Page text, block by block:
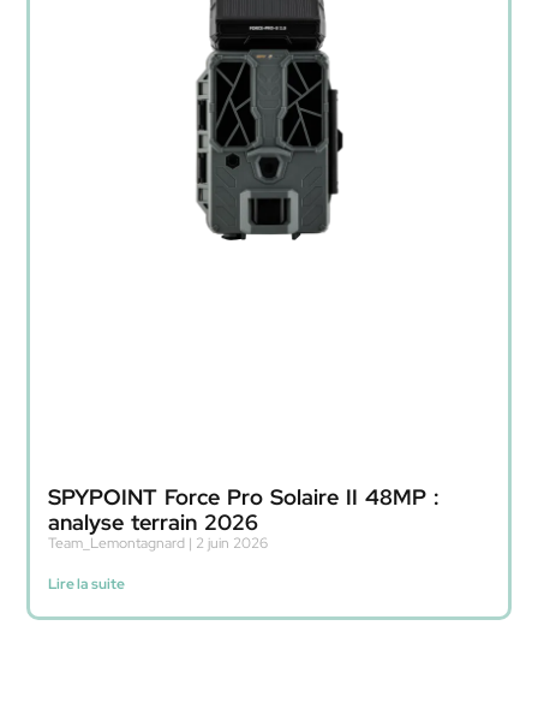
SPYPOINT Force Pro Solaire II 48MP :
analyse terrain 2026
Team_Lemontagnard 2 juin 2026
Lire la suite